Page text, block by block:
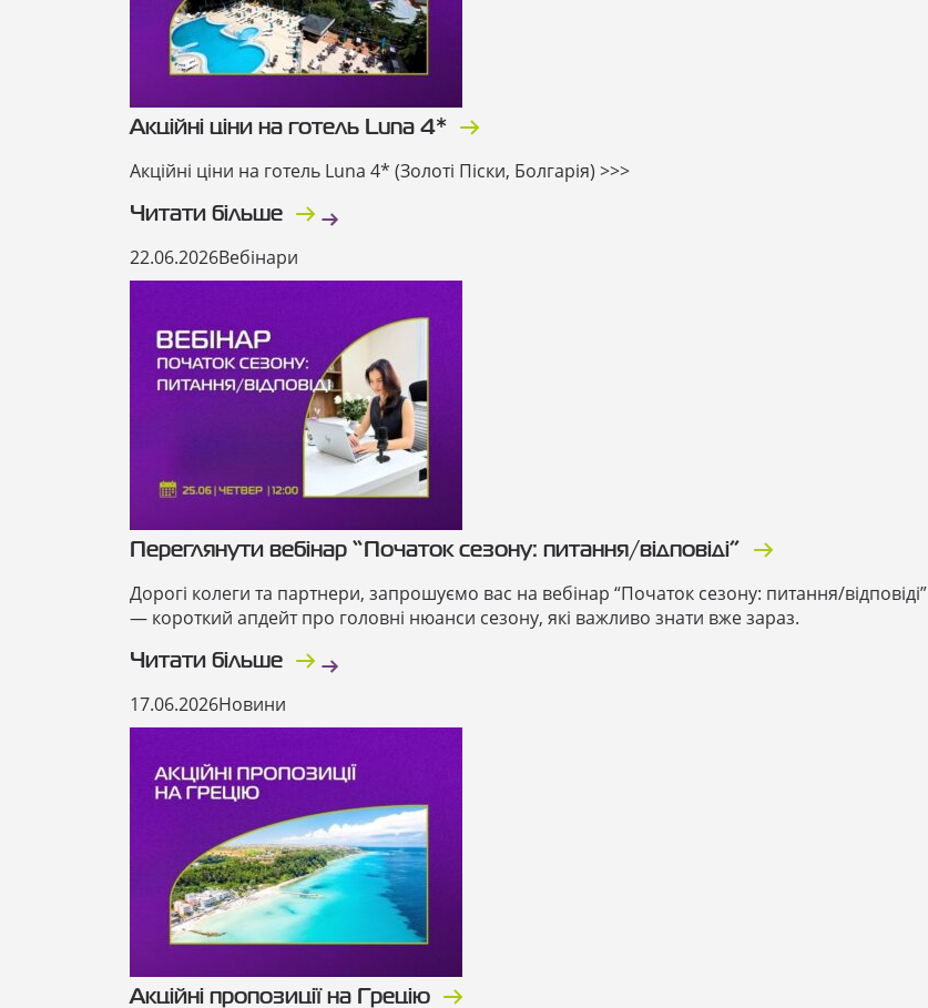
Акційні ціни на готель Luna 4*
Акційні ціни на готель Luna 4* (Золоті Піски, Болгарія) >>>
Читати більше
22.06.2026Вебінари
Переглянути вебінар “Початок сезону: питання/відповіді”
Дорогі колеги та партнери, запрошуємо вас на вебінар “Початок сезону: питання/відповіді”
— короткий апдейт про головні нюанси сезону, які важливо знати вже зараз.
Читати більше
17.06.2026Новини
Акційні пропозиції на Грецію